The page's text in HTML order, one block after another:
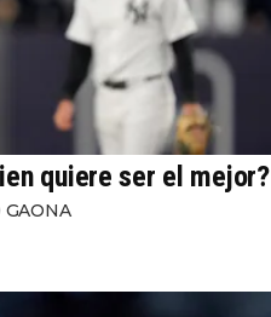
quiere ser el mejor?
GAONA